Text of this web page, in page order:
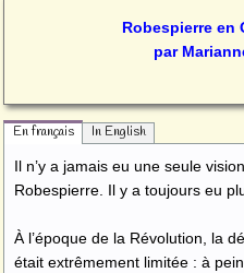
Robespierre en
par
En français In English
Il n’y a jamais eu une seule
Robespierre. Il y a toujours eu
À l’époque de la Révolution, la
était extrêmement limitée : à